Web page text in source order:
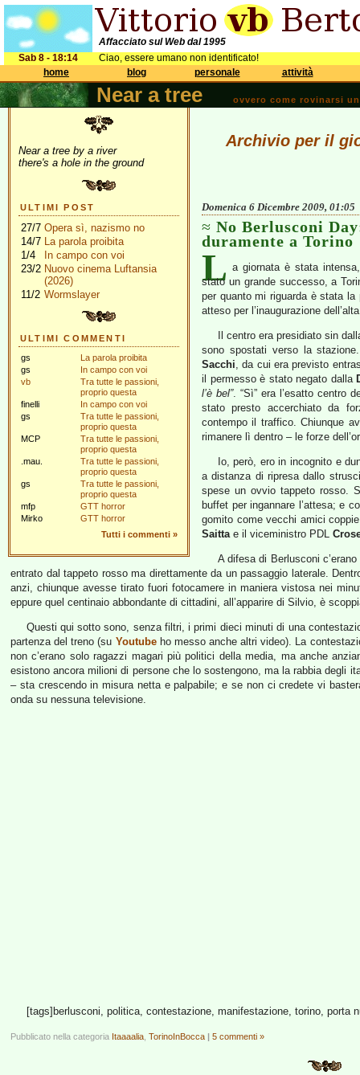
Affacciato sul Web dal 1995
Sab 8 - 18:14
Ciao, essere umano non identificato!
home
blog personale attività
Near a tree ovvero come rovinarsi
Near a tree by a river
there's a hole in the ground
ULTIMI POST
27/7 Opera sì, nazismo no
14/7 La parola proibita
1/4
In campo con voi
23/2 Nuovo cinema Luftansia
(2026)
11/2 Wormslayer
ULTIMI COMMENTI
gs
La parola proibita
gs
In campo con voi
vb
Tra tutte le passioni,
proprio questa
finelli
In campo con voi
gs
Tra tutte le passioni,
proprio questa
MCP
Tra tutte le passioni,
proprio questa
.mau.
Tra tutte le passioni,
proprio questa
gs
Tra tutte le passioni,
proprio questa
mfp
GTT horror
Mirko
GTT horror
Tutti i commenti »
Archivio per il
Domenica 6 Dicembre 2009, 01:05
No Berlusconi
duramente a Torino
L a giornata è stata
stato un grande successo, a
per quanto mi riguarda è stata
atteso per l’inaugurazione
Il centro era presidiato sin
sono spostati verso la
Sacchi, da cui era previsto
il permesso è stato negato dalla
l’è bel”. “Sì” era l’esatto centro
stato presto accerchiato da
contempo il traffico. Chiunque
rimanere lì dentro – le forze
Io, però, ero in incognito e
a distanza di ripresa dallo
spese un ovvio tappeto rosso.
buffet per ingannare l’attesa; e
gomito come vecchi amici
Saittae il viceministro PDL
A difesa di Berlusconi
entrato dal tappeto rosso ma direttamente da un passaggio laterale.
anzi, chiunque avesse tirato fuori fotocamere in maniera vistosa nei
eppure quel centinaio abbondante di cittadini, all’apparire di Silvio, è
Questi qui sotto sono, senza filtri, i primi dieci minuti di una
partenza del treno (su Youtubeho messo anche altri video). La
non c’erano solo ragazzi magari più politici della media, ma anche
esistono ancora milioni di persone che lo sostengono, ma la rabbia degli
– sta crescendo in misura netta e palpabile; e se non ci credete vi
onda su nessuna televisione.
[tags]berlusconi, politica, contestazione, manifestazione, torino, porta
Pubblicato nella categoria Itaaaalia TorinoInBocca | 5 commenti »